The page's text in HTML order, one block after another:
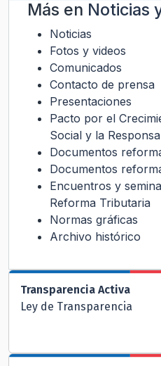
Más en Noticias
Noticias
Fotos y videos
Comunicados
Contacto de prensa
Presentaciones
Pacto por el
Social y la
Documentos
Documentos
Encuentros y
Reforma Tributaria
Normas gráficas
Archivo histórico
Transparencia Activa
Ley de Transparencia